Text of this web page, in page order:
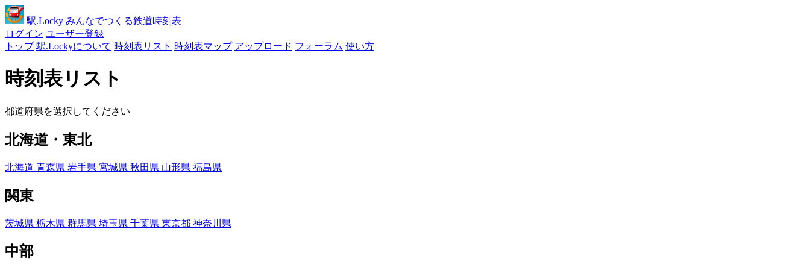
駅.Locky みんなでつくる鉄道時刻表
ログイン ユーザー登録
トップ 駅.Lockyについて 時刻表リスト 時刻表マップ アップロード フォーラム 使い方
時刻表リスト
都道府県を選択してください
北海道・東北
北海道 青森県 岩手県 宮城県 秋田県 山形県 福島県
関東
茨城県 栃木県 群馬県 埼玉県 千葉県 東京都 神奈川県
中部